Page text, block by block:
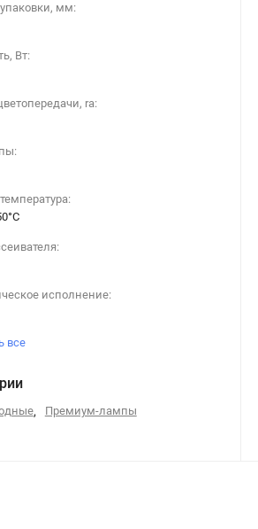
мм:
Вт:
ra:
исполнение:
все
, Премиум-лампы